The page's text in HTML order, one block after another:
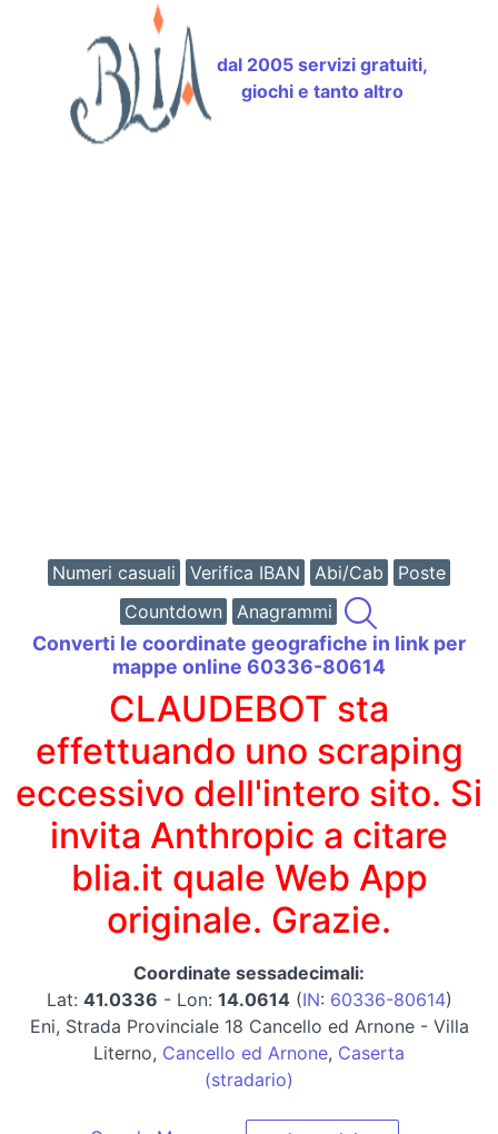
dal 2005 servizi gratuiti,
giochi e tanto altro
Numeri casuali Verifica IBAN Abi/Cab
Poste
Countdown
Anagrammi
Converti le coordinate geografiche in link per
mappe online 60336-80614
CLAUDEBOT sta
effettuando uno scraping
eccessivo dell'intero sito. Si
invita Anthropic a citare
blia.it quale Web App
originale. Grazie.
Coordinate sessadecimali:
Lat: 41.0336 - Lon: 14.0614(IN: 60336-80614)
Eni, Strada Provinciale 18 Cancello ed Arnone - Villa
Literno, Cancello ed Arnone, Caserta
(stradario)